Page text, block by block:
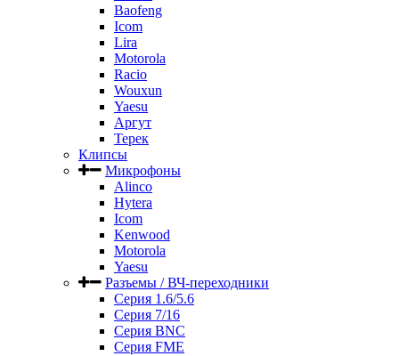
Baofeng
Icom
Lira
Motorola
Racio
Wouxun
Yaesu
Аргут
Терек
Клипсы
Микрофоны
Alinco
Hytera
Icom
Kenwood
Motorola
Yaesu
Разъемы / ВЧ-переходники
Серия 1.6/5.6
Серия 7/16
Серия BNC
Серия FME